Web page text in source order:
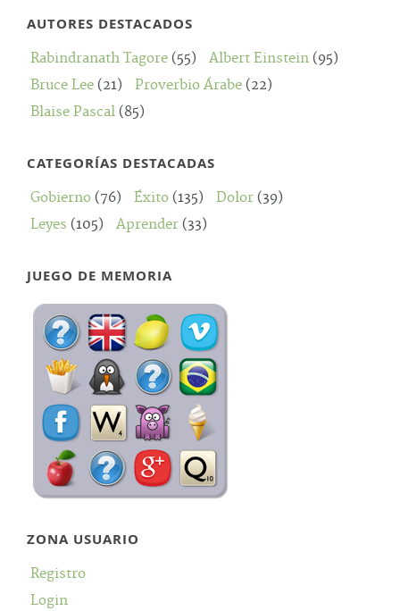
AUTORES DESTACADOS
Rabindranath Tagore (55) Albert Einstein (95)
Bruce Lee (21) Proverbio Árabe (22)
Blaise Pascal (85)
CATEGORÍAS DESTACADAS
Gobierno (76) Éxito (135) Dolor (39)
Leyes (105) Aprender (33)
JUEGO DE MEMORIA
ZONA USUARIO
Registro
Login